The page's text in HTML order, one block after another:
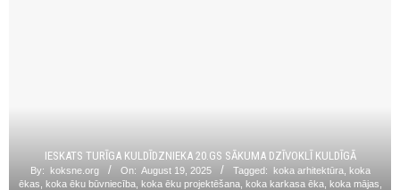
IESKATS TURĪGA KULDĪDZNIEKA 20.GS SĀKUMA DZĪVOKLĪ KULDĪGĀ
By: koksne.org On: August 19, 2025 Tagged: koka arhitektūra
koka
ēkas koka ēku būvniecība, koka ēku projektēšana, koka karkasa ēka, koka mājas